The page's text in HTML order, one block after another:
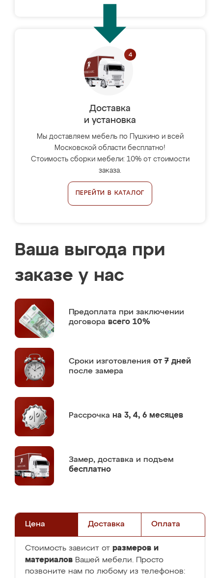
Доставка
и установка
Мы доставляем мебель по Пушкино и всей
Московской области бесплатно!
Стоимость сборки мебели: 10% от стоимости
заказа.
ПЕРЕЙТИ В КАТАЛОГ
Ваша выгода при
заказе у нас
Предоплата при заключении
договора всего 10%
Сроки изготовления от 7 дней
после замера
Рассрочка на 3, 4, 6 месяцев
Замер, доставка и подъем
бесплатно
Цена Доставка Оплата
Стоимость зависит от размеров и
материалов Вашей мебели. Просто
позвоните нам по любому из телефонов: